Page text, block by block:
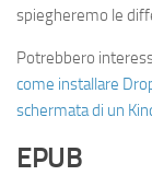
spiegheremo le
Potrebbero
come installare
schermata di un
EPUB